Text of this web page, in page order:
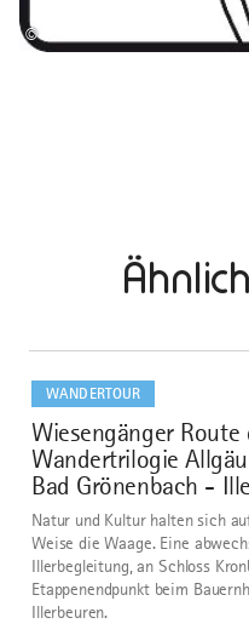
©
WANDERTOUR
1
Wiesengänger Route
Wandertrilogie
Bad Grönenbach -
Natur und Kultur halten sich
Weise die Waage. Eine
Illerbegleitung, an Schloss
Etappenendpunkt beim
Illerbeuren.
dazu